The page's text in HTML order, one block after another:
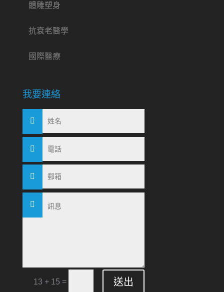
體雕塑身
抗衰老醫學
國際醫療
我要連絡
13 + 15 = 送出